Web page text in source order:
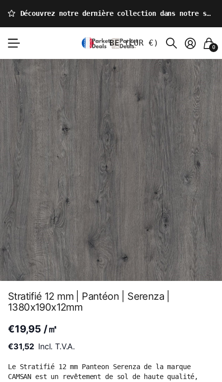
Découvrez notre dernière collection dans notre showroom !
BE(EUR €) 0
Stratifié 12 mm | Pantéon | Serenza |
1380x190x12mm
€19,95 /㎡
€31,52 Incl. T.V.A.
Le Stratifié 12 mm Panteon Serenza de la marque
CAMSAN est un revêtement de sol de haute qualité,